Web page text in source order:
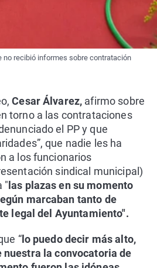
no recibió informes sobre contratación
Cesar Álvarez, afirmo sobre
torno a las contrataciones
el PP y que
que nadie les ha
a los funcionarios
sindical municipal)
" las plazas en su momento
marcaban tanto de
legal del Ayuntamiento".
“lo puedo decir más alto,
la convocatoria de